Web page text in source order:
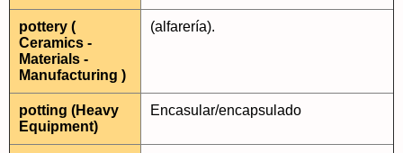
pottery (
Ceramics -
Materials -
Manufacturing )
(alfarería).
potting (Heavy
Equipment)
Encasular/encapsulado